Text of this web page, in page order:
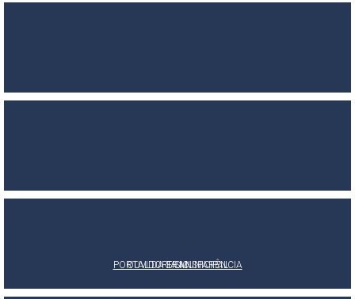
PORTAL DA TRANSPARÊNCIA
E-SIC
OUVIDORIA MUNICIPAL